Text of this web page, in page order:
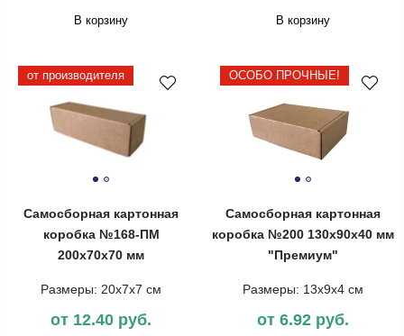
В корзину В корзину
от производителя
Самосборная картонная
коробка №168-ПМ
200х70х70 мм
Размеры: 20х7х7 см
от 12.40 руб.
ОСОБО ПРОЧНЫЕ!
Самосборная картонная
коробка №200 130х90х40 мм
"Премиум"
Размеры: 13х9х4 см
от 6.92 руб.